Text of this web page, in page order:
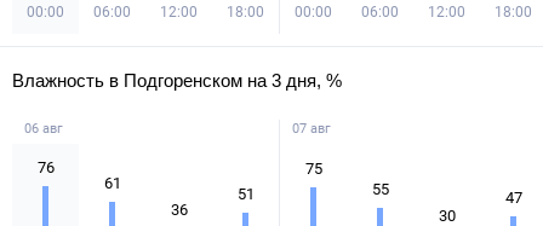
00:00 06:00 12:00 18:00 00:00 06:00 12:00 18:00
Влажность в Подгоренском на 3 дня, %
06 авг
76
61
36
51
07 авг
75
55
30
47